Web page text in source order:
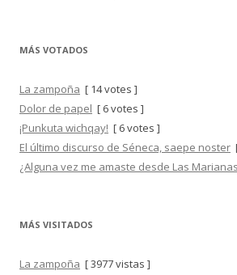
MÁS VOTADOS
La zampoña [ 14 votes ]
Dolor de papel [ 6 votes ]
¡Punkuta wichqay! [ 6 votes ]
El último discurso de Séneca, saepe noster
¿Alguna vez me amaste desde Las
MÁS VISITADOS
La zampoña [ 3977 vistas ]